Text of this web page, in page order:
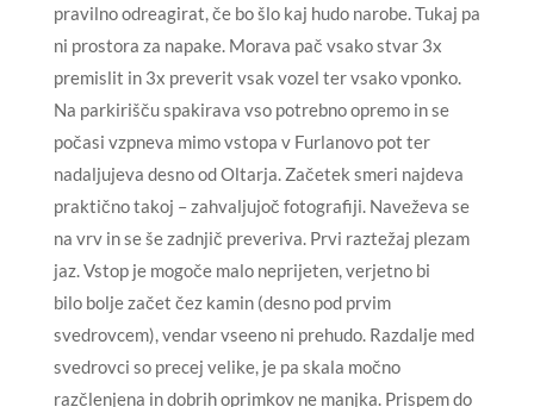
pravilno odreagirat, če bo šlo kaj hudo narobe. Tukaj pa
ni prostora za napake. Morava pač vsako stvar 3x
premislit in 3x preverit vsak vozel ter vsako vponko.
Na parkirišču spakirava vso potrebno opremo in se
počasi vzpneva mimo vstopa v Furlanovo pot ter
nadaljujeva desno od Oltarja. Začetek smeri najdeva
praktično takoj – zahvaljujoč fotografiji. Naveževa se
na vrv in se še zadnjič preveriva. Prvi raztežaj plezam
jaz. Vstop je mogoče malo neprijeten, verjetno bi
bilo bolje začet čez kamin (desno pod prvim
svedrovcem), vendar vseeno ni prehudo. Razdalje med
svedrovci so precej velike, je pa skala močno
razčlenjena in dobrih oprimkov ne manjka. Prispem do